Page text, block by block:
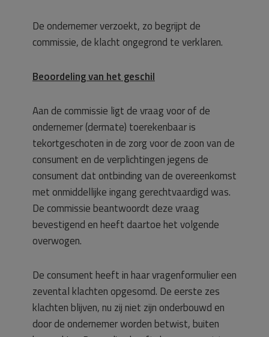
De ondernemer verzoekt, zo begrijpt de
commissie, de klacht ongegrond te verklaren.
Beoordeling van het geschil
Aan de commissie ligt de vraag voor of de
ondernemer (dermate) toerekenbaar is
tekortgeschoten in de zorg voor de zoon van de
consument en de verplichtingen jegens de
consument dat ontbinding van de overeenkomst
met onmiddellijke ingang gerechtvaardigd was.
De commissie beantwoordt deze vraag
bevestigend en heeft daartoe het volgende
overwogen.
De consument heeft in haar vragenformulier een
zevental klachten opgesomd. De eerste zes
klachten blijven, nu zij niet zijn onderbouwd en
door de ondernemer worden betwist, buiten